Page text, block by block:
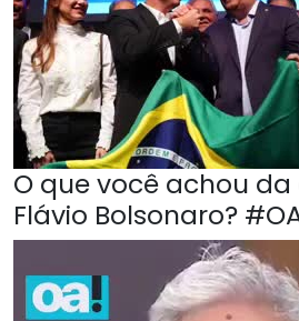
O que você achou
Flávio Bolsonaro?